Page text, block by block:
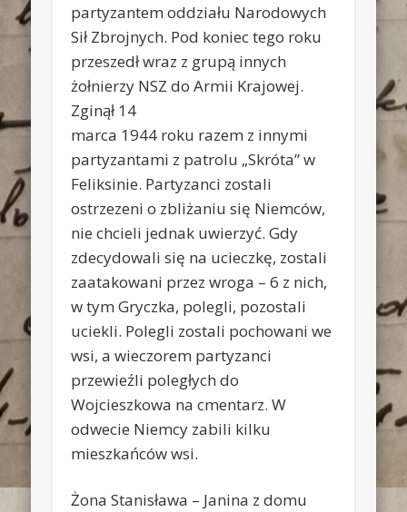
partyzantem oddziału Narodowych
Sił Zbrojnych. Pod koniec tego roku
przeszedł wraz z grupą innych
żołnierzy NSZ do Armii Krajowej.
Zginął 14
marca 1944 roku razem z innymi
partyzantami z patrolu „Skróta” w
Feliksinie. Partyzanci zostali
ostrzezeni o zbliżaniu się Niemców,
nie chcieli jednak uwierzyć. Gdy
zdecydowali się na ucieczkę, zostali
zaatakowani przez wroga – 6 z nich,
w tym Gryczka, polegli, pozostali
uciekli. Polegli zostali pochowani we
wsi, a wieczorem partyzanci
przewieźli poległych do
Wojcieszkowa na cmentarz. W
odwecie Niemcy zabili kilku
mieszkańców wsi.
Żona Stanisława – Janina z domu